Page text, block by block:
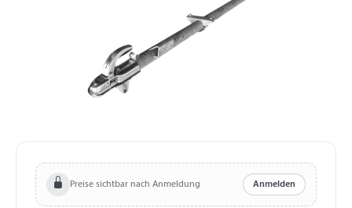
Preise sichtbar nach Anmeldung Anmelden